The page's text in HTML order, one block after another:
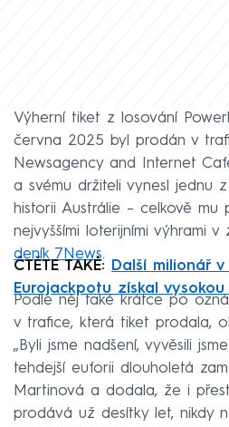
Výherní tiket z losování
června 2025 byl prodán v
Newsagency and Internet
a svému držiteli vynesl jednu
historii Austrálie – celkově
nejvyššími loterijními výhrami v
deník 7News.
ČTĚTE TAKÉ:
Další milionář
Eurojackpotu získal vysokou
Podle něj také krátce po
v trafice, která tiket prodala,
„Byli jsme nadšení, vyvěsili
tehdejší euforii dlouholetá
Martinová a dodala, že i
prodává už desítky let, nikdy